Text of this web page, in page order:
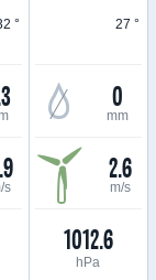
°
s
27 °
0
mm
2.6
m/s
1012.6
hPa